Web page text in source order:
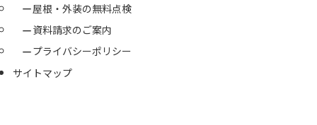
屋根・外装の無料点検
資料請求のご案内
プライバシーポリシー
サイトマップ